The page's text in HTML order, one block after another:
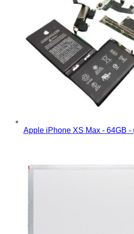
Apple iPhone XS Max - 64GB -